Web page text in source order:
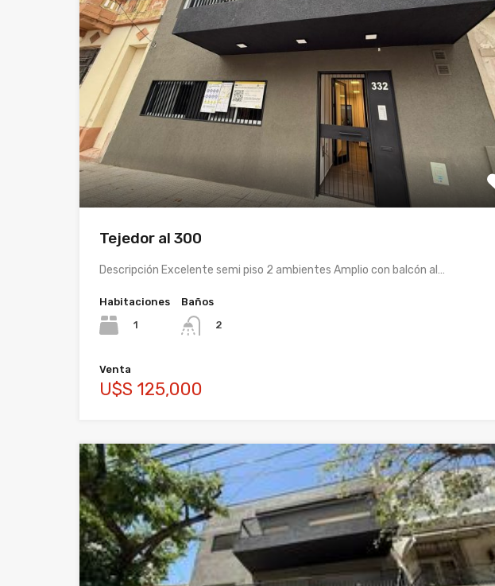
Tejedor al 300
Descripción Excelente semi piso 2 ambientes Amplio con balcón al…
Habitaciones
1
Baños
2
Venta
U$S 125,000